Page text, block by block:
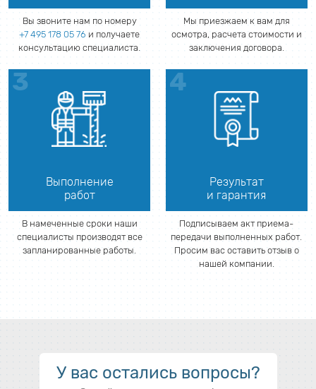
Вы звоните нам по номеру
+7 495 178 05 76 и получаете
консультацию специалиста.
Мы приезжаем к вам для
осмотра, расчета стоимости и
заключения договора.
Выполнение
работ
В намеченные сроки наши
специалисты производят все
запланированные работы.
Результат
и гарантия
Подписываем акт приема-
передачи выполненных работ.
Просим вас оставить отзыв о
нашей компании.
У вас остались вопросы?